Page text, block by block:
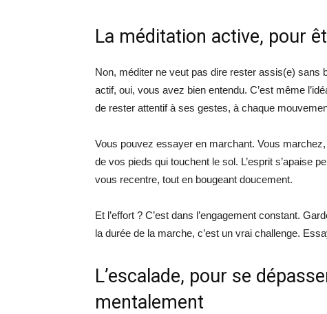
La méditation active, pour
Non, méditer ne veut pas dire rester assis(e) sans
actif, oui, vous avez bien entendu. C’est même
de rester attentif à ses gestes, à chaque
Vous pouvez essayer en marchant. Vous
de vos pieds qui touchent le sol. L’esprit s’apaise
vous recentre, tout en bougeant doucement.
Et l’effort ? C’est dans l’engagement constant.
la durée de la marche, c’est un vrai challenge.
L’escalade, pour se
mentalement